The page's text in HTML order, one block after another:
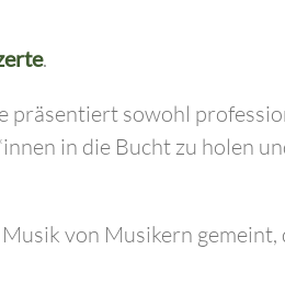
.
präsentiert sowohl
in die Bucht zu holen
von Musikern gemeint,